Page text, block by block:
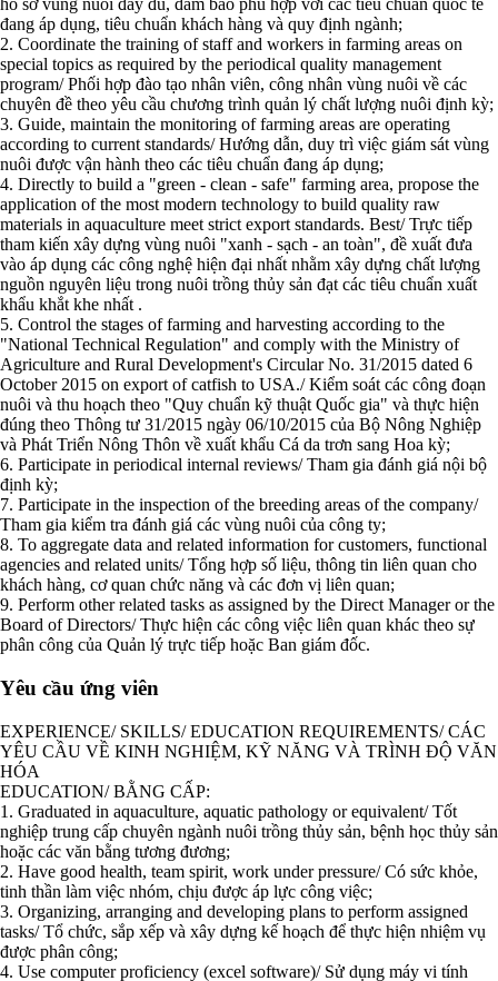
hồ sơ vùng nuôi đầy đủ, đảm bảo phù hợp với các tiêu chuẩn quốc tế
đang áp dụng, tiêu chuẩn khách hàng và quy định ngành;
2. Coordinate the training of staff and workers in farming areas on
special topics as required by the periodical quality management
program/ Phối hợp đào tạo nhân viên, công nhân vùng nuôi về các
chuyên đề theo yêu cầu chương trình quản lý chất lượng nuôi định kỳ;
3. Guide, maintain the monitoring of farming areas are operating
according to current standards/ Hướng dẫn, duy trì việc giám sát vùng
nuôi được vận hành theo các tiêu chuẩn đang áp dụng;
4. Directly to build a "green - clean - safe" farming area, propose the
application of the most modern technology to build quality raw
materials in aquaculture meet strict export standards. Best/ Trực tiếp
tham kiến xây dựng vùng nuôi "xanh - sạch - an toàn", đề xuất đưa
vào áp dụng các công nghệ hiện đại nhất nhằm xây dựng chất lượng
nguồn nguyên liệu trong nuôi trồng thủy sản đạt các tiêu chuẩn xuất
khẩu khắt khe nhất .
5. Control the stages of farming and harvesting according to the
"National Technical Regulation" and comply with the Ministry of
Agriculture and Rural Development's Circular No. 31/2015 dated 6
October 2015 on export of catfish to USA./ Kiểm soát các công đoạn
nuôi và thu hoạch theo "Quy chuẩn kỹ thuật Quốc gia" và thực hiện
đúng theo Thông tư 31/2015 ngày 06/10/2015 của Bộ Nông Nghiệp
và Phát Triển Nông Thôn về xuất khẩu Cá da trơn sang Hoa kỳ;
6. Participate in periodical internal reviews/ Tham gia đánh giá nội bộ
định kỳ;
7. Participate in the inspection of the breeding areas of the company/
Tham gia kiểm tra đánh giá các vùng nuôi của công ty;
8. To aggregate data and related information for customers, functional
agencies and related units/ Tổng hợp số liệu, thông tin liên quan cho
khách hàng, cơ quan chức năng và các đơn vị liên quan;
9. Perform other related tasks as assigned by the Direct Manager or the
Board of Directors/ Thực hiện các công việc liên quan khác theo sự
phân công của Quản lý trực tiếp hoặc Ban giám đốc.
Yêu cầu ứng viên
EXPERIENCE/ SKILLS/ EDUCATION REQUIREMENTS/ CÁC
YÊU CẦU VỀ KINH NGHIỆM, KỸ NĂNG VÀ TRÌNH ĐỘ VĂN
HÓA
EDUCATION/ BẰNG CẤP:
1. Graduated in aquaculture, aquatic pathology or equivalent/ Tốt
nghiệp trung cấp chuyên ngành nuôi trồng thủy sản, bệnh học thủy sản
hoặc các văn bằng tương đương;
2. Have good health, team spirit, work under pressure/ Có sức khỏe,
tinh thần làm việc nhóm, chịu được áp lực công việc;
3. Organizing, arranging and developing plans to perform assigned
tasks/ Tổ chức, sắp xếp và xây dựng kế hoạch để thực hiện nhiệm vụ
được phân công;
4. Use computer proficiency (excel software)/ Sử dụng máy vi tính